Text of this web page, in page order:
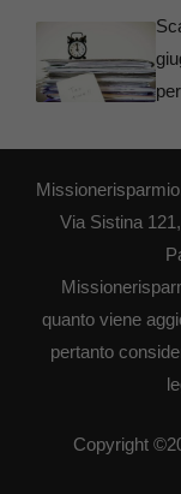
Via Sistina
quanto viene
pertanto
Copyright